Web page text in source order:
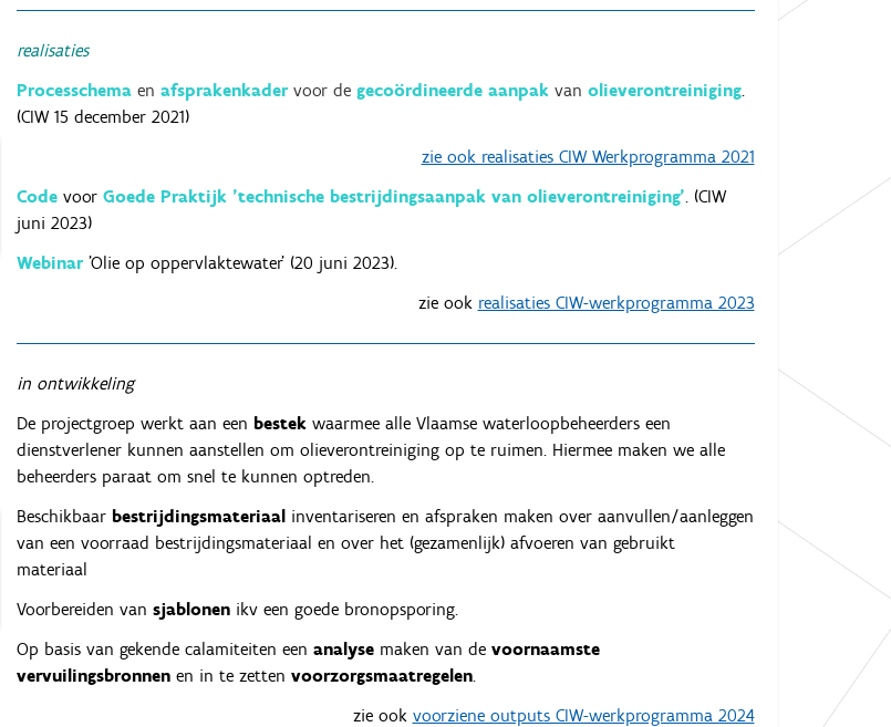
realisaties
Processchema en afsprakenkader voor de gecoördineerde aanpakvan olieverontreiniging.
(CIW 15 december 2021)
zie ook realisaties CIW Werkprogramma 2021
Code voor Goede Praktijk 'technische bestrijdingsaanpak van olieverontreiniging' . (CIW
juni 2023)
Webinar 'Olie op oppervlaktewater' (20 juni 2023).
zie ook realisaties CIW-werkprogramma 2023
in ontwikkeling
De projectgroep werkt aan een bestekwaarmee alle Vlaamse waterloopbeheerders een
dienstverlener kunnen aanstellen om olieverontreiniging op te ruimen. Hiermee maken we alle
beheerders paraat om snel te kunnen optreden.
Beschikbaar bestrijdingsmateriaalinventariseren en afspraken maken over aanvullen/aanleggen
van een voorraad bestrijdingsmateriaal en over het (gezamenlijk) afvoeren van gebruikt
materiaal
Voorbereiden van sjablonenikv een goede bronopsporing.
Op basis van gekende calamiteiten een analysemaken van de voornaamste
vervuilingsbronnenen in te zetten voorzorgsmaatregelen.
zie ook voorziene outputs CIW-werkprogramma 2024